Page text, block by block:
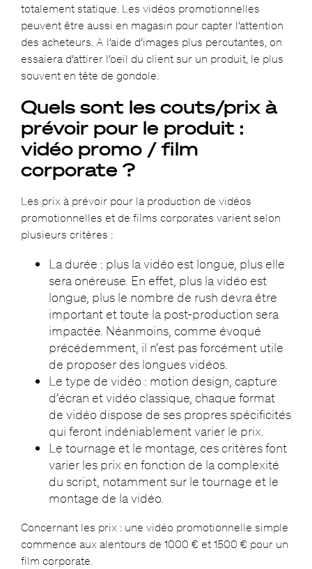
totalement statique. Les vidéos promotionnelles
peuvent être aussi en magasin pour capter l’attention
des acheteurs. A l’aide d’images plus percutantes, on
essaiera d’attirer l’oeil du client sur un produit, le plus
souvent en tête de gondole.
Quels sont les couts/prix à
prévoir pour le produit :
vidéo promo / film
corporate ?
Les prix à prévoir pour la production de vidéos
promotionnelles et de films corporates varient selon
plusieurs critères :
La durée : plus la vidéo est longue, plus elle
sera onéreuse. En effet, plus la vidéo est
longue, plus le nombre de rush devra être
important et toute la post-production sera
impactée. Néanmoins, comme évoqué
précédemment, il n’est pas forcément utile
de proposer des longues vidéos.
Le type de vidéo : motion design, capture
d’écran et vidéo classique, chaque format
de vidéo dispose de ses propres spécificités
qui feront indéniablement varier le prix.
Le tournage et le montage, ces critères font
varier les prix en fonction de la complexité
du script, notamment sur le tournage et le
montage de la vidéo.
Concernant les prix : une vidéo promotionnelle simple
commence aux alentours de 1000 € et 1500 € pour un
film corporate.